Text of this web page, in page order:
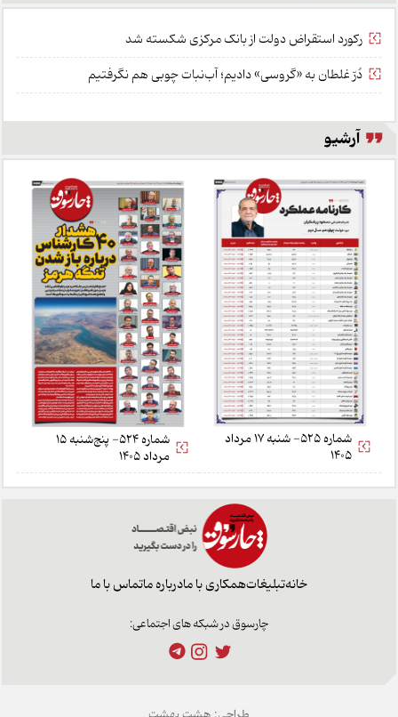
رکورد استقراض دولت از بانک مرکزی شکسته شد
دُرّ غلطان به «گروسی» دادیم؛ آب‌نبات چوبی هم نگرفتیم
آرشیو
شماره 525- شنبه 17 مرداد
1405
شماره 524- پنج‌شنبه 15
مرداد 1405
خانهتبلیغاتهمکاری با مادرباره ماتماس با ما
چارسوق در شبکه های اجتماعی: